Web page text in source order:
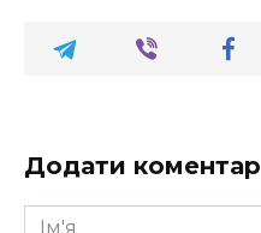
Додати коментар
Ім'я